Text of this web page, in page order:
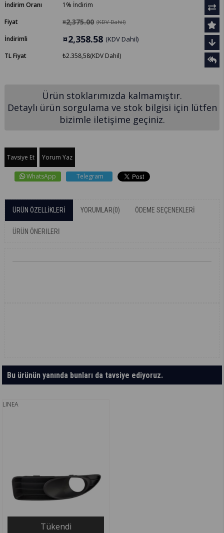
İndirim Oranı
%
1
İndirim
Fiyat
¤2,375.00 (KDV Dahil)
İndirimli ¤2,358.58 (KDV Dahil)
TL Fiyat ₺2.358,58(KDV Dahil)
Ürün stoklarımızda kalmamıştır.
Detaylı ürün sorgulama ve stok bilgisi için lütfen
bizimle iletişime geçiniz.
Tavsiye Et Yorum Yaz
WhatsApp Telegram
ÜRÜN ÖZELLIKLERI YORUMLAR(0) ÖDEME SEÇENEKLERI
ÜRÜN ÖNERILERI
Bu ürünün yanında bunları da tavsiye ediyoruz.
LINEA
Tükendi